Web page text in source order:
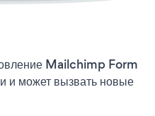
Mailchimp Form
и может вызвать новые